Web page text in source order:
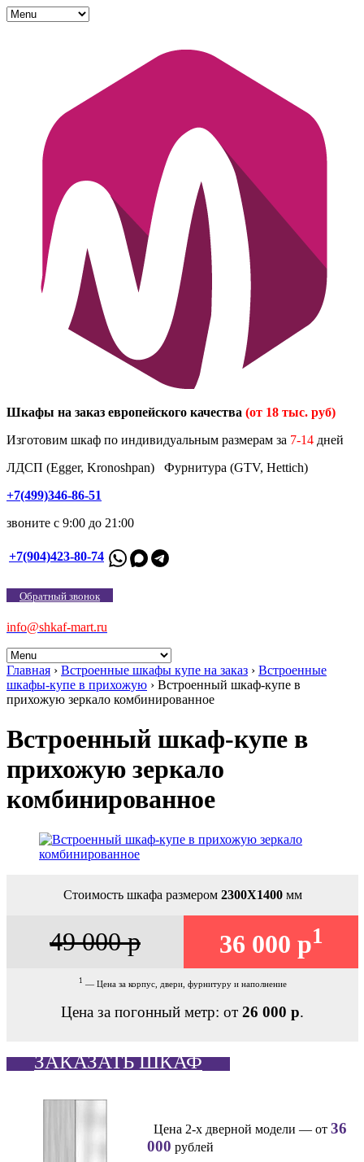
Шкафы на заказ европейского качества (от 18 тыс. руб)
Изготовим шкаф по индивидуальным размерам за 7-14 дней
ЛДСП (Egger, Kronoshpan) Фурнитура (GTV, Hettich)
+7(499)346-86-51
звоните с 9:00 до 21:00
+7(904)423-80-74
Обратный звонок
info@shkaf-mart.ru
Главная › Встроенные шкафы купе на заказ › Встроенные
шкафы-купе в прихожую › Встроенный шкаф-купе в
прихожую зеркало комбинированное
Встроенный шкаф-купе в
прихожую зеркало
комбинированное
Стоимость шкафа размером 2300Х1400мм
49 000 р 36 000 р1
1 — Цена за корпус, двери, фурнитуру и наполнение
Цена за погонный метр: от 26 000 р.
ЗАКАЗАТЬ ШКАФ
Цена 2-х дверной модели — от 36
000 рублей